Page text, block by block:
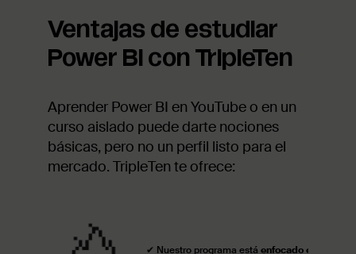
Ventajas de estudiar
Power BI con TripleTen
Aprender Power BI en YouTube o en un
curso aislado puede darte nociones
básicas, pero no un perfil listo para el
mercado. TripleTen te ofrece:
✔ Nuestro programa está enfocado en